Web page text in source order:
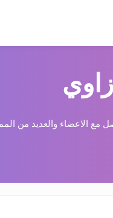
مع الاعضاء والعديد من